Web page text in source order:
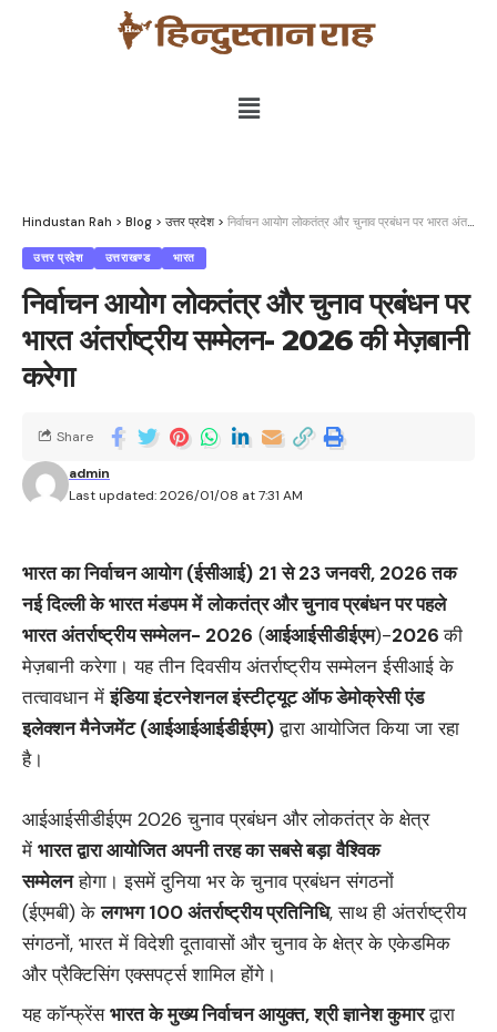
Hindustan Rah > Blog > उत्तर प्रदेश> निर्वाचन आयोग लोकतंत्र और चुनाव प्रबंधन पर भारत अंतर्राष्ट्रीय सम्मेलन- 2026 की मेज़बानी करेगा
उत्तर प्रदेश उत्तराखण्ड भारत
निर्वाचन आयोग लोकतंत्र और चुनाव प्रबंधन पर
भारत अंतर्राष्ट्रीय सम्मेलन- 2026 की मेज़बानी
करेगा
Last updated: 2026/01/08 at 7:31 AM
admin
Share
भारत का निर्वाचन आयोग (ईसीआई) 21से23जनवरी, 2026तक
नई दिल्ली के भारत मंडपम में लोकतंत्र और चुनाव प्रबंधन पर पहले
भारत अंतर्राष्ट्रीय सम्मेलन- 2026 (आईआईसीडीईएम)-2026की
मेज़बानी करेगा। यह तीन दिवसीय अंतर्राष्ट्रीय सम्मेलन ईसीआई के
तत्वावधान मेंइंडिया इंटरनेशनल इंस्टीट्यूट ऑफ डेमोक्रेसी एंड
इलेक्शन मैनेजमेंट (आईआईआईडीईएम)द्वारा आयोजित किया जा रहा
है।
आईआईसीडीईएम 2026 चुनाव प्रबंधन और लोकतंत्र के क्षेत्र
में भारत द्वारा आयोजित अपनी तरह का सबसे बड़ा वैश्विक
सम्‍मेलनहोगा। इसमें दुनिया भर के चुनाव प्रबंधन संगठनों
(ईएमबी) केलगभग100अंतर्राष्‍ट्रीय प्रतिनिधि, साथ ही अंतर्राष्‍ट्रीय
संगठनों, भारत में विदेशी दूतावासों और चुनाव के क्षेत्र के एकेडमिक
और प्रैक्टिसिंग एक्सपर्ट्स शामिल होंगे।
यह कॉन्फ्रेंसभारत के मुख्य निर्वाचन आयुक्त,श्री ज्ञानेश कुमारद्वारा